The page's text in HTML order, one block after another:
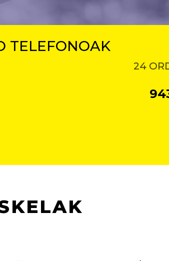
TELEFONOAK
24